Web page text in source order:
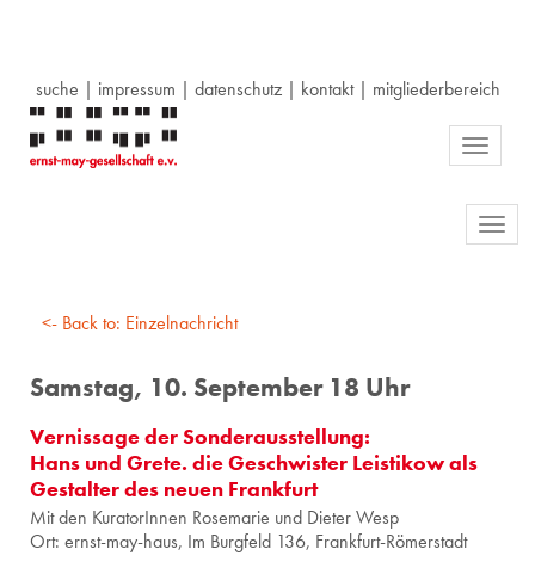
suche | impressum | datenschutz| kontakt| mitgliederbereich
Toggle
<- Back to: Einzelnachricht
Samstag, 10. September 18 Uhr
Vernissage der Sonderausstellung:
Hans und Grete. die Geschwister Leistikow als
Gestalter des neuen Frankfurt
Mit den Ku­ra­to­rIn­nen Ro­se­ma­rie und Die­ter Wesp
Ort: ernst-may-haus, Im Burg­feld 136, Frank­furt-Rö­mer­stadt